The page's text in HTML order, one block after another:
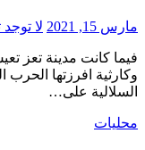
مارس 15, 2021 لا
فيما كانت مدينة تعز تعيش ظروف استثنائية و أوضاع مأساوية
وكارثية افرزتها الحرب
السلالية على…
محليات